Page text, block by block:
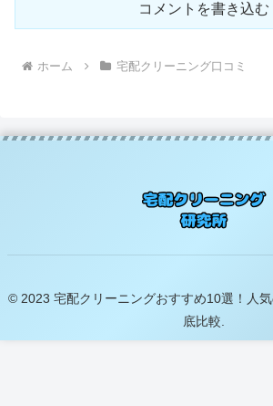
コメントを書き込む
ホーム 宅配クリーニング口コミ
© 2023 宅配クリーニングおすすめ10選！人
底比較.